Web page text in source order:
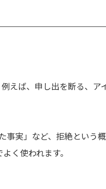
えば、申し出を断る、ア
事実」など、拒絶という
く使われます。